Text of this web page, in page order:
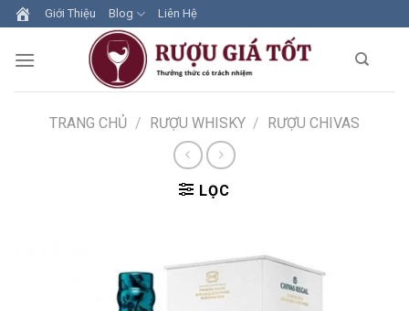
Skip
to
content
Giới Thiệu Blog Liên Hệ
TRANG CHỦ / RƯỢU WHISKY / RƯỢU CHIVAS
LỌC